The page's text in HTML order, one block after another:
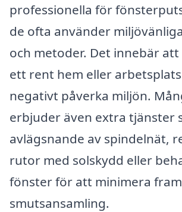
professionella för
de ofta använder
och metoder. Det innebär att
ett rent hem eller
negativt påverka miljön.
erbjuder även extra tjänster
avlägsnande av spindelnät,
rutor med solskydd eller
fönster för att minimera
smutsansamling.